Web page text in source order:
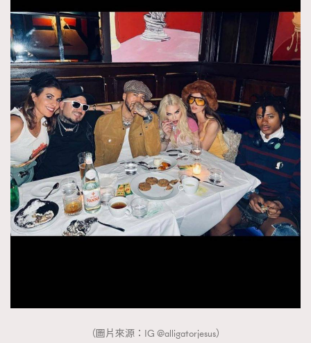
（圖片來源：IG @alligatorjesus）